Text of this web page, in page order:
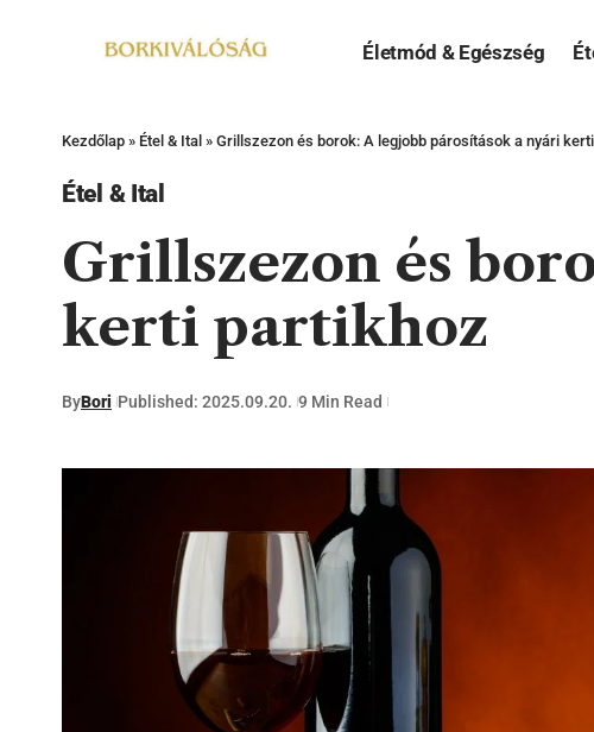
Életmód & Egészség
Kezdőlap » Étel & Ital » Grillszezon és borok: A legjobb párosítások a nyári
Étel & Ital
Grillszezon és
kerti partikhoz
ByBori Published: 2025.09.20. 9 Min Read